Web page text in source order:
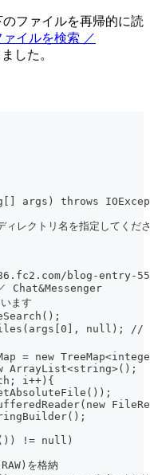
ファイルを再帰的に読
ァイルを検索 ／
した。
args) throws
クトリ名を指定してくだ
blog-entry-
Chat&Messenger
ます
null); // 全
= new
ArrayList<string>();
i++){
!= null)
を格納